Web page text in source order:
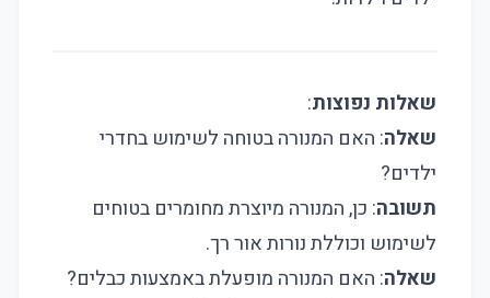
שאלות נפוצות:
שאלה: האם המנורה בטוחה לשימוש בחדרי
ילדים?
תשובה: כן, המנורה מיוצרת מחומרים בטוחים
לשימוש וכוללת נורות אור רך.
שאלה: האם המנורה מופעלת באמצעות כבלים?